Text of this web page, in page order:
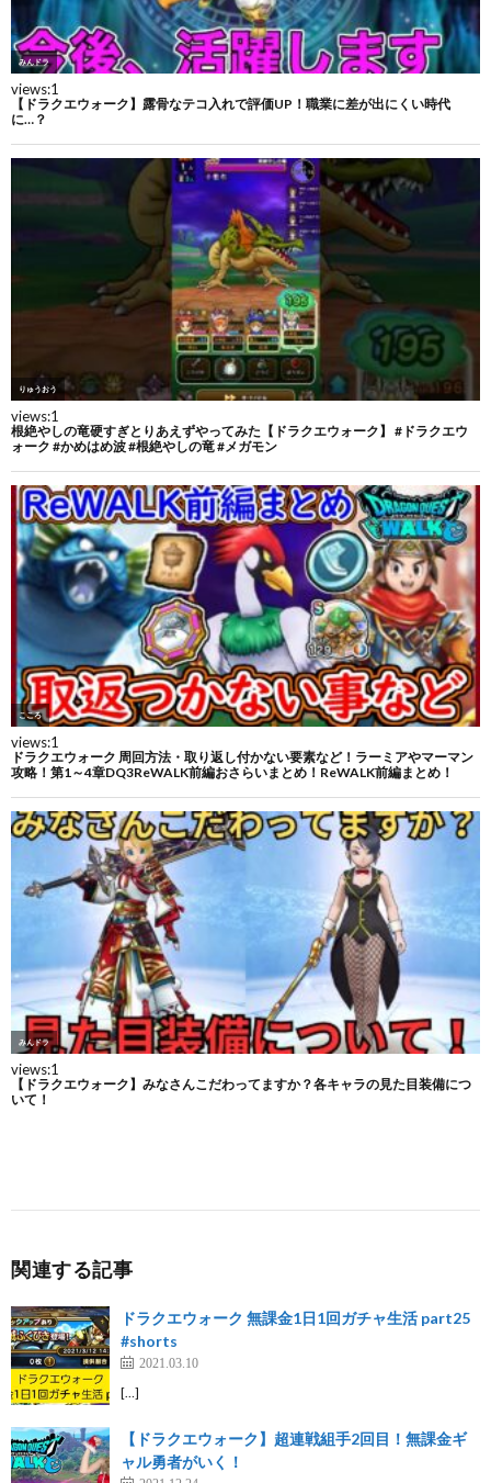
関連する記事
ドラクエウォーク 無課金1日1回ガチャ生活 part25
#shorts
2021.03.10
[…]
【ドラクエウォーク】超連戦組手2回目！無課金ギ
ャル勇者がいく！